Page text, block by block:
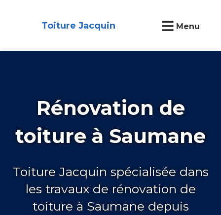
Toiture Jacquin Menu
Rénovation de
toiture à Saumane
Toiture Jacquin spécialisée dans
les travaux de rénovation de
toiture à Saumane depuis